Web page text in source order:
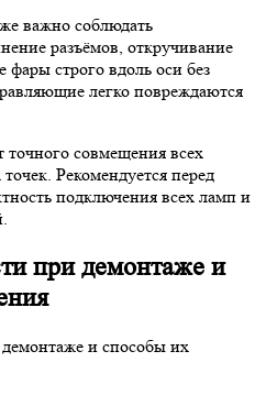
важно соблюдать
разъёмов, откручивание
фары строго вдоль оси без
легко повреждаются
точного совмещения всех
Рекомендуется перед
подключения всех ламп и
при демонтаже и